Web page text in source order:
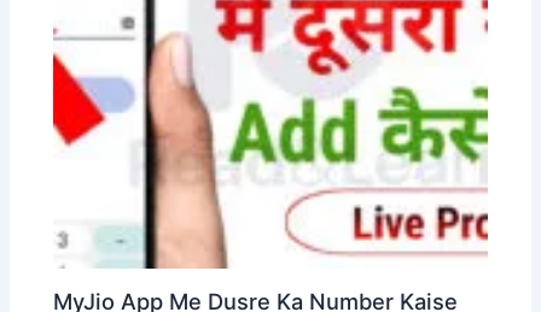
MyJio App Me Dusre Ka Number Kaise